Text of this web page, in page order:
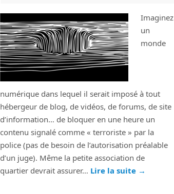
Imaginez
un
monde
numérique dans lequel il serait imposé à tout
hébergeur de blog, de vidéos, de forums, de site
d’information… de bloquer en une heure un
contenu signalé comme « terroriste » par la
police (pas de besoin de l’autorisation préalable
d’un juge). Même la petite association de
quartier devrait assurer… Lire la suite →